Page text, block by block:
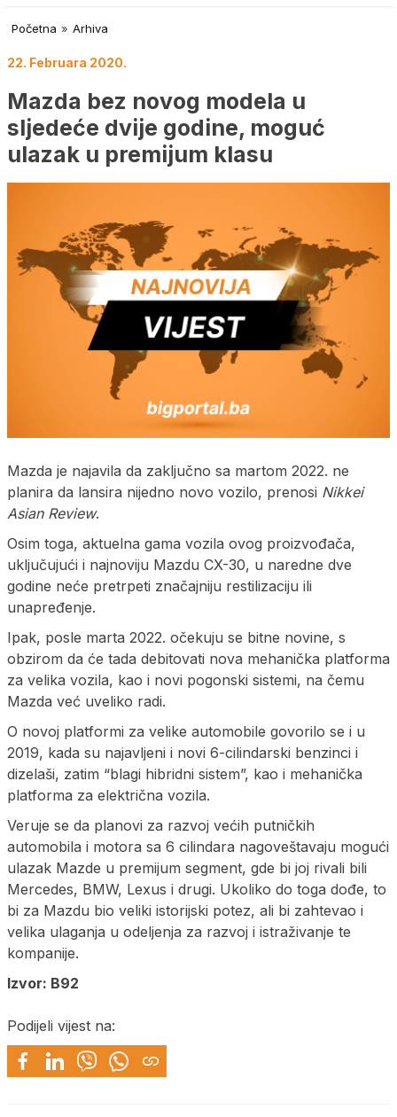
Početna » Arhiva
22. Februara 2020.
Mazda bez novog modela u
sljedeće dvije godine, moguć
ulazak u premijum klasu
Mazda je najavila da zaključno sa martom 2022. ne
planira da lansira nijedno novo vozilo, prenosi Nikkei
Asian Review.
Osim toga, aktuelna gama vozila ovog proizvođača,
uključujući i najnoviju Mazdu CX-30, u naredne dve
godine neće pretrpeti značajniju restilizaciju ili
unapređenje.
Ipak, posle marta 2022. očekuju se bitne novine, s
obzirom da će tada debitovati nova mehanička platforma
za velika vozila, kao i novi pogonski sistemi, na čemu
Mazda već uveliko radi.
O novoj platformi za velike automobile govorilo se i u
2019, kada su najavljeni i novi 6-cilindarski benzinci i
dizelaši, zatim “blagi hibridni sistem”, kao i mehanička
platforma za električna vozila.
Veruje se da planovi za razvoj većih putničkih
automobila i motora sa 6 cilindara nagoveštavaju mogući
ulazak Mazde u premijum segment, gde bi joj rivali bili
Mercedes, BMW, Lexus i drugi. Ukoliko do toga dođe, to
bi za Mazdu bio veliki istorijski potez, ali bi zahtevao i
velika ulaganja u odeljenja za razvoj i istraživanje te
kompanije.
Izvor: B92
Podijeli vijest na: